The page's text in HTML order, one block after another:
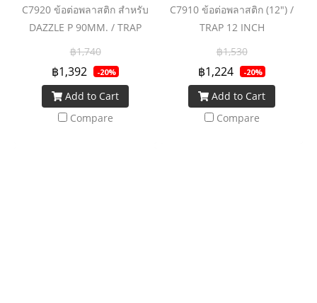
C7920 ข้อต่อพลาสติก สำหรับ
DAZZLE P 90MM. / TRAP
CONNECTOR FOR DAZZLE(P)
90MM.
฿1,740
฿1,392 -20%
Add to Cart
Compare
C7910 ข้อต่อพลาสติก (12") /
TRAP 12 INCH
฿1,530
฿1,224 -20%
Add to Cart
Compare